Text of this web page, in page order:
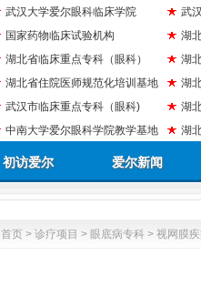
武汉大学爱尔眼科临床学院
国家药物临床试验机构
湖北省临床重点专科（眼科）
湖北省住院医师规范化培训基地
武汉市临床重点专科（眼科)
中南大学爱尔眼科学院教学基地
武
湖
湖
湖
湖
湖
初访爱尔 爱尔新闻
首页 > 诊疗项目 > 眼底病专科 > 视网膜